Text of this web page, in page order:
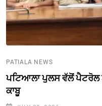
PATIALA NEWS
ਪਟਿਆਲਾ ਪੁਲਸ ਵੱਲੋਂ ਪੈਟਰੋਲ
ਕਾਬੂ